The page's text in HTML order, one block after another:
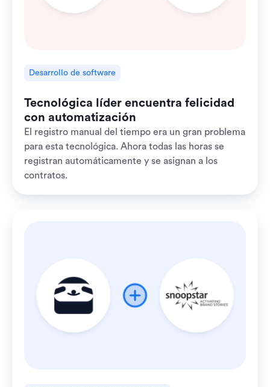
Desarrollo de software
Tecnológica líder encuentra felicidad
con automatización
El registro manual del tiempo era un gran problema
para esta tecnológica. Ahora todas las horas se
registran automáticamente y se asignan a los
contratos.